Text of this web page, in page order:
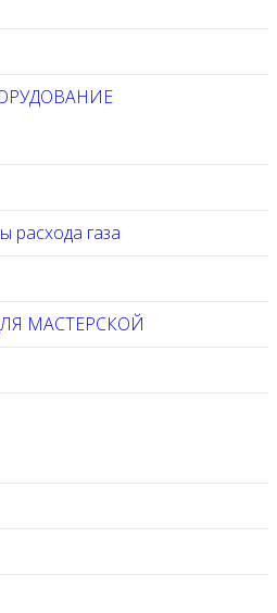
расхода газа
МАСТЕРСКОЙ